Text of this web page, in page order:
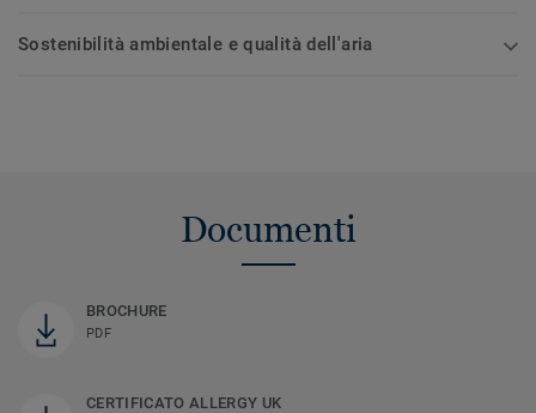
Sostenibilità ambientale e qualità dell'aria
Documenti
BROCHURE
PDF
CERTIFICATO ALLERGY UK